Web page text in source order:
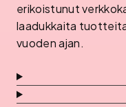
erikoistunut
laadukkaita
vuoden ajan.